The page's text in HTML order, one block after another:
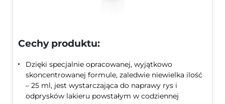
Cechy produktu:
Dzięki specjalnie opracowanej, wyjątkowo
skoncentrowanej formule, zaledwie niewielka ilość
– 25 ml, jest wystarczająca do naprawy rys i
odprysków lakieru powstałym w codziennej